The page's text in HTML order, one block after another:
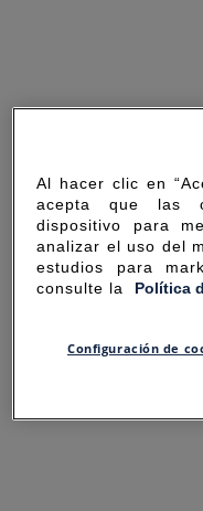
Al hacer clic en
acepta que las
dispositivo para
analizar el uso del
estudios para
consulte la Política
Configuración de